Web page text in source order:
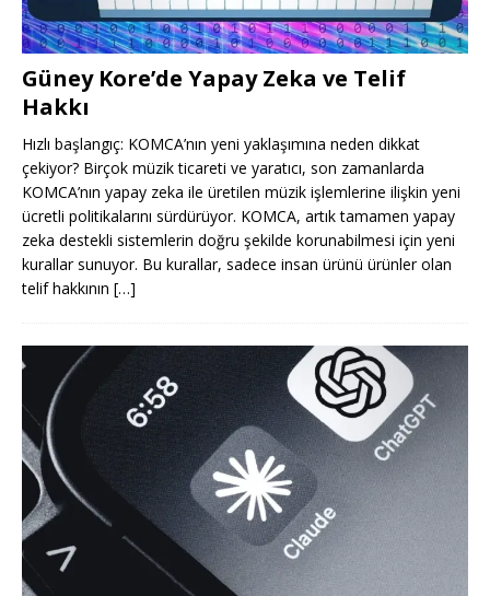
Güney Kore’de Yapay Zeka ve Telif
Hakkı
Hızlı başlangıç: KOMCA’nın yeni yaklaşımına neden dikkat
çekiyor? Birçok müzik ticareti ve yaratıcı, son zamanlarda
KOMCA’nın yapay zeka ile üretilen müzik işlemlerine ilişkin yeni
ücretli politikalarını sürdürüyor. KOMCA, artık tamamen yapay
zeka destekli sistemlerin doğru şekilde korunabilmesi için yeni
kurallar sunuyor. Bu kurallar, sadece insan ürünü ürünler olan
telif hakkının […]